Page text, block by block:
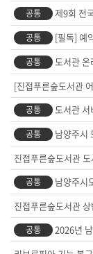
공통 제9회 전국동시
공통 [필독] 예
공통 도서관 온
공통 도서관 서
공통 남양주시
진접푸른숲도서관
공통 남양주시
공통 2026년 남